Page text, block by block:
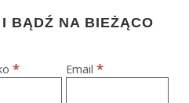
BĄDŹ NA BIEŻĄCO
* Email*